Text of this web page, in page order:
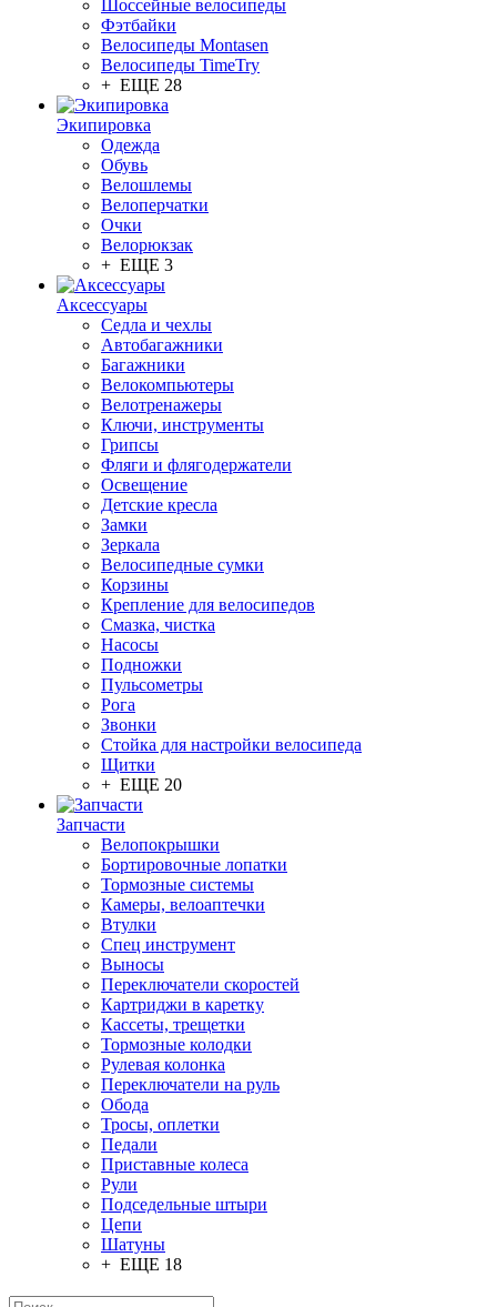
Шоссейные велосипеды
Фэтбайки
Велосипеды Montasen
Велосипеды TimeTry
+ ЕЩЕ 28
Экипировка
Одежда
Обувь
Велошлемы
Велоперчатки
Очки
Велорюкзак
+ ЕЩЕ 3
Аксессуары
Седла и чехлы
Автобагажники
Багажники
Велокомпьютеры
Велотренажеры
Ключи, инструменты
Грипсы
Фляги и флягодержатели
Освещение
Детские кресла
Замки
Зеркала
Велосипедные сумки
Корзины
Крепление для велосипедов
Смазка, чистка
Насосы
Подножки
Пульсометры
Рога
Звонки
Стойка для настройки велосипеда
Щитки
+ ЕЩЕ 20
Запчасти
Велопокрышки
Бортировочные лопатки
Тормозные системы
Камеры, велоаптечки
Втулки
Спец инструмент
Выносы
Переключатели скоростей
Картриджи в каретку
Кассеты, трещетки
Тормозные колодки
Рулевая колонка
Переключатели на руль
Обода
Тросы, оплетки
Педали
Приставные колеса
Рули
Подседельные штыри
Цепи
Шатуны
+ ЕЩЕ 18